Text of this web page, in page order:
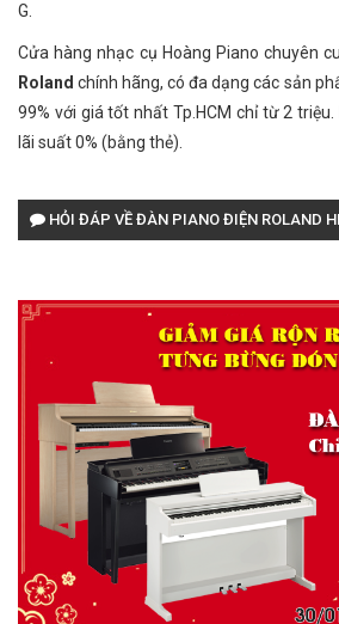
G.
Cửa hàng nhạc cụ Hoàng Piano chuyên
Roland chính hãng, có đa dạng các sản
99% với giá tốt nhất Tp.HCM chỉ từ 2
lãi suất 0% (bằng thẻ).
HỎI ĐÁP VỀ ĐÀN PIANO ĐIỆN ROLAND